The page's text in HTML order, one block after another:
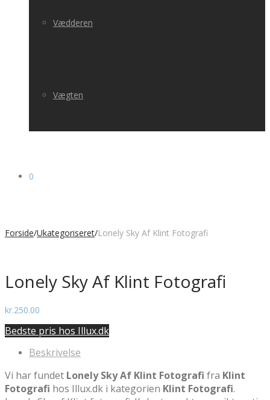
Vædderen
Vægten
0
Forside/Ukategoriseret/Lonely Sky Af Klint Fotografi
Lonely Sky Af Klint Fotografi
kr.250.00
Bedste pris hos Illux.dk
Beskrivelse
Vi har fundet Lonely Sky Af Klint Fotografi fra Klint
Fotografi hos Illux.dk i kategorien Klint Fotografi.